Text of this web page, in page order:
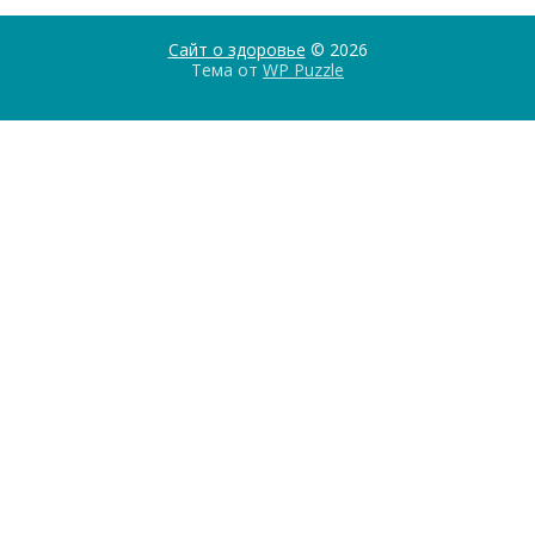
Сайт о здоровье © 2026
Тема от WP Puzzle